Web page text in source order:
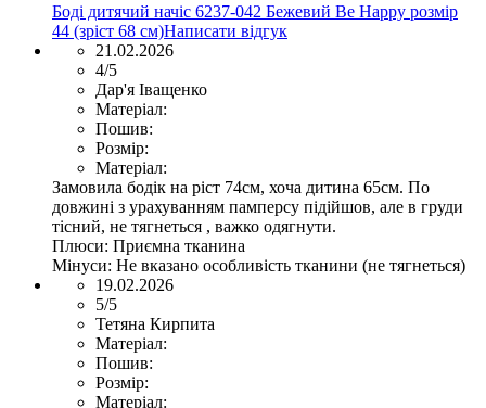
Боді дитячий начіс 6237-042 Бежевий Be Happy розмір
44 (зріст 68 см)Написати відгук
21.02.2026
4/5
Дар'я Іващенко
Матеріал:
Пошив:
Розмір:
Матеріал:
Замовила бодік на ріст 74см, хоча дитина 65см. По
довжині з урахуванням памперсу підійшов, але в груди
тісний, не тягнеться , важко одягнути.
Плюси: Приємна тканина
Мінуси: Не вказано особливість тканини (не тягнеться)
19.02.2026
5/5
Тетяна Кирпита
Матеріал:
Пошив:
Розмір:
Матеріал: